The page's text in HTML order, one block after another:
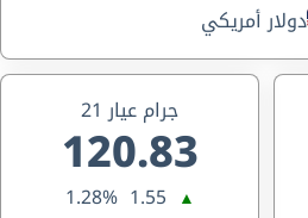
دولار أمريكي
جرام عيار 21
120.83
▲
1.55
1.28%